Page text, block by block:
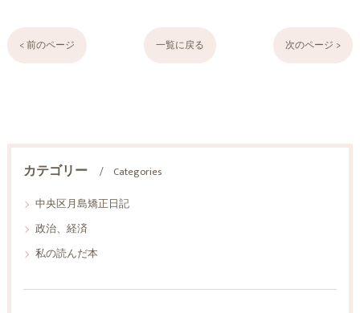
< 前のページ 一覧に戻る 次のページ >
カテゴリー
Categories
中央区月島矯正日記
政治、経済
私の読んだ本